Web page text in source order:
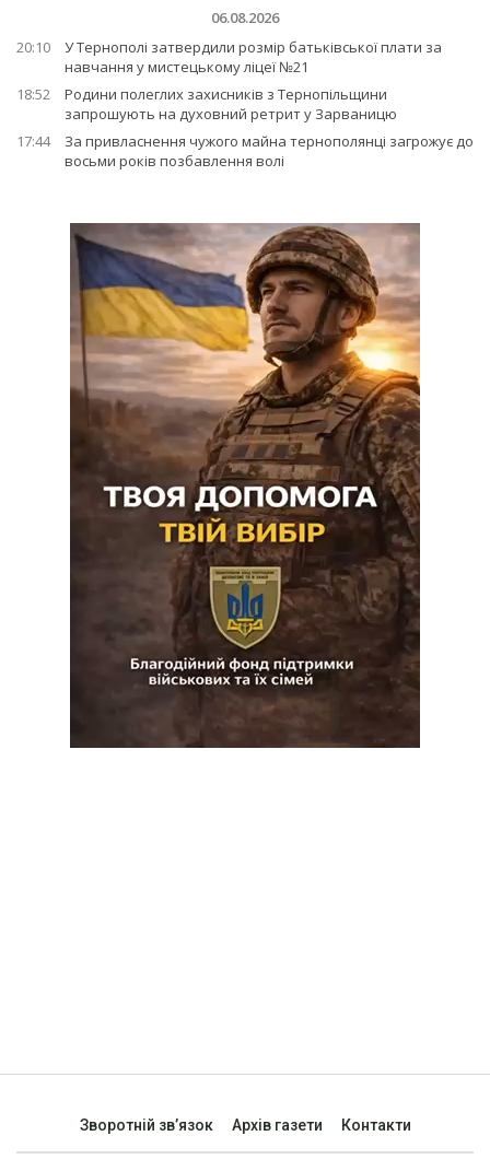
06.08.2026
20:10
У Тернополі затвердили розмір батьківської плати за
навчання у мистецькому ліцеї №21
18:52
Родини полеглих захисників з Тернопільщини
запрошують на духовний ретрит у Зарваницю
17:44
За привласнення чужого майна тернополянці загрожує до
восьми років позбавлення волі
Зворотній зв’язок Архів газети Контакти